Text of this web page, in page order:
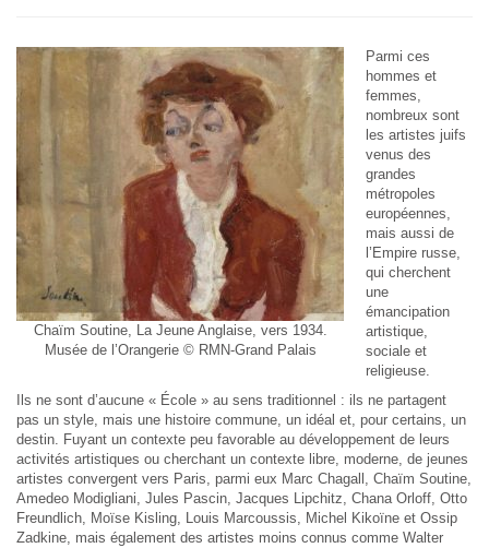
Chaïm Soutine, La Jeune Anglaise, vers 1934.
Musée de l’Orangerie © RMN-Grand Palais
Parmi ces
hommes et
femmes,
nombreux sont
les artistes juifs
venus des
grandes
métropoles
européennes,
mais aussi de
l’Empire russe,
qui cherchent
une
émancipation
artistique,
sociale et
religieuse.
Ils ne sont d’aucune « École » au sens traditionnel : ils ne partagent
pas un style, mais une histoire commune, un idéal et, pour certains, un
destin. Fuyant un contexte peu favorable au développement de leurs
activités artistiques ou cherchant un contexte libre, moderne, de jeunes
artistes convergent vers Paris, parmi eux Marc Chagall, Chaïm Soutine,
Amedeo Modigliani, Jules Pascin, Jacques Lipchitz, Chana Orloff, Otto
Freundlich, Moïse Kisling, Louis Marcoussis, Michel Kikoïne et Ossip
Zadkine, mais également des artistes moins connus comme Walter